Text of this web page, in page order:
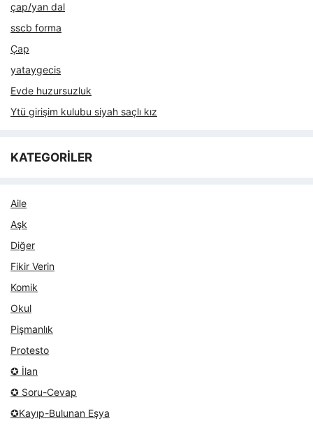
çap/yan dal
sscb forma
Çap
yataygecis
Evde huzursuzluk
Ytü girişim kulubu siyah saçlı kız
KATEGORİLER
Aile
Aşk
Diğer
Fikir Verin
Komik
Okul
Pişmanlık
Protesto
✪ İlan
✪ Soru-Cevap
✪Kayıp-Bulunan Eşya